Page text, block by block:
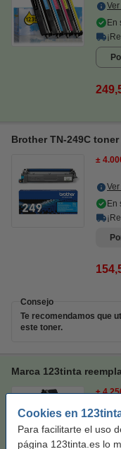
Cookies en
Para facilitarte el uso
página 123tinta.es lo
En
Brother TN-249C
±
En
Consejo
Te recomendamos que
este toner.
Marca 123tinta
±